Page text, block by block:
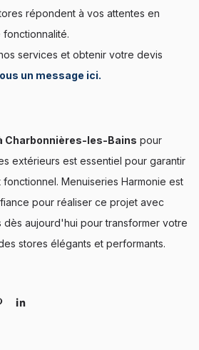
répondent à vos attentes en
services et obtenir votre devis
un message ici.
Charbonnières-les-Bains pour
extérieurs est essentiel pour garantir
Menuiseries Harmonie est
pour réaliser ce projet avec
dès aujourd'hui pour transformer votre
stores élégants et performants.